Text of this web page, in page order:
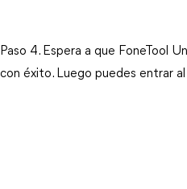
Paso 4. Espera a que FoneTool
con éxito. Luego puedes entrar